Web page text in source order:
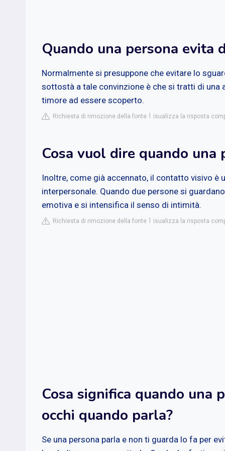
Quando una persona evita
Normalmente si presuppone che evitare lo
sottostà a tale convinzione è che si tratti di una
timore ad essere scoperto.
Richiesta di rimozione della fonte isualizza la risposta
Cosa vuol dire quando
Inoltre, come già accennato, il contatto visivo è
interpersonale. Quando due persone si
emotiva e si intensifica il senso di intimità.
Richiesta di rimozione della fonte isualizza la risposta
Cosa significa quando una
occhi quando parla?
Se una persona parla e non ti guarda lo fa per